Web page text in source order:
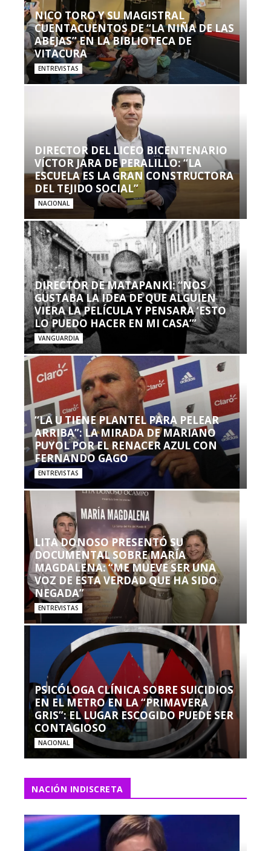
NICO TORO Y SU MAGISTRAL
CUENTACUENTOS DE “LA NIÑA DE LAS
ABEJAS” EN LA BIBLIOTECA DE
VITACURA
ENTREVISTAS
DIRECTOR DEL LICEO BICENTENARIO
VÍCTOR JARA DE PERALILLO: “LA
ESCUELA ES LA GRAN CONSTRUCTORA
DEL TEJIDO SOCIAL”
NACIONAL
DIRECTOR DE MATAPANKI: “NOS
GUSTABA LA IDEA DE QUE ALGUIEN
VIERA LA PELÍCULA Y PENSARA ‘ESTO
LO PUEDO HACER EN MI CASA’”
VANGUARDIA
“LA U TIENE PLANTEL PARA PELEAR
ARRIBA”: LA MIRADA DE MARIANO
PUYOL POR EL RENACER AZUL CON
FERNANDO GAGO
ENTREVISTAS
LITA DONOSO PRESENTÓ SU
DOCUMENTAL SOBRE MARÍA
MAGDALENA: “ME MUEVE SER UNA
VOZ DE ESTA VERDAD QUE HA SIDO
NEGADA”
ENTREVISTAS
PSICÓLOGA CLÍNICA SOBRE SUICIDIOS
EN EL METRO EN LA “PRIMAVERA
GRIS”: EL LUGAR ESCOGIDO PUEDE SER
CONTAGIOSO
NACIONAL
NACIÓN INDISCRETA